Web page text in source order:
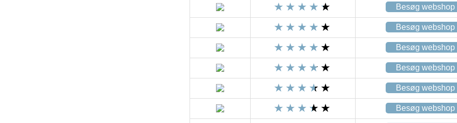
Besøg webshop
Besøg webshop
Besøg webshop
Besøg webshop
Besøg webshop
Besøg webshop